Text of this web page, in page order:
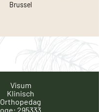
Brussel
Visum
Klinisch
Orthopedag
oge: 295333